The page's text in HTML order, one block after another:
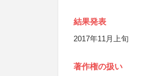
結果発表
2017年11月上旬
著作権の扱い